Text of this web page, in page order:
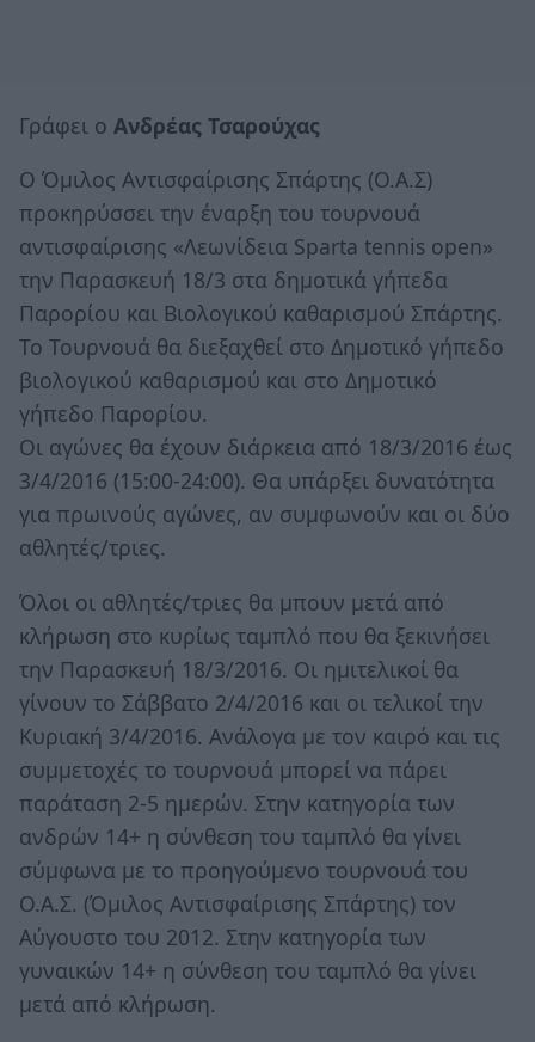
Γράφει ο Ανδρέας Τσαρούχας
Ο Όμιλος Αντισφαίρισης Σπάρτης (Ο.Α.Σ)
προκηρύσσει την έναρξη του τουρνουά
αντισφαίρισης «Λεωνίδεια Sparta tennis open»
την Παρασκευή 18/3 στα δημοτικά γήπεδα
Παρορίου και Βιολογικού καθαρισμού Σπάρτης.
Το Τουρνουά θα διεξαχθεί στο Δημοτικό γήπεδο
βιολογικού καθαρισμού και στο Δημοτικό
γήπεδο Παρορίου.
Οι αγώνες θα έχουν διάρκεια από 18/3/2016 έως
3/4/2016 (15:00-24:00). Θα υπάρξει δυνατότητα
για πρωινούς αγώνες, αν συμφωνούν και οι δύο
αθλητές/τριες.
Όλοι οι αθλητές/τριες θα μπουν μετά από
κλήρωση στο κυρίως ταμπλό που θα ξεκινήσει
την Παρασκευή 18/3/2016. Οι ημιτελικοί θα
γίνουν το Σάββατο 2/4/2016 και οι τελικοί την
Κυριακή 3/4/2016. Ανάλογα με τον καιρό και τις
συμμετοχές το τουρνουά μπορεί να πάρει
παράταση 2-5 ημερών. Στην κατηγορία των
ανδρών 14+ η σύνθεση του ταμπλό θα γίνει
σύμφωνα με το προηγούμενο τουρνουά του
Ο.Α.Σ. (Όμιλος Αντισφαίρισης Σπάρτης) τον
Αύγουστο του 2012. Στην κατηγορία των
γυναικών 14+ η σύνθεση του ταμπλό θα γίνει
μετά από κλήρωση.